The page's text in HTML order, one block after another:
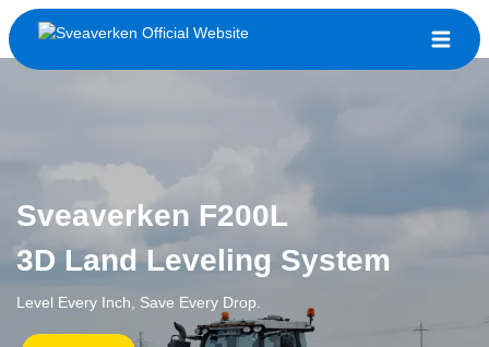
Sveaverken F200L
3D Land Leveling System
Level Every Inch, Save Every Drop.